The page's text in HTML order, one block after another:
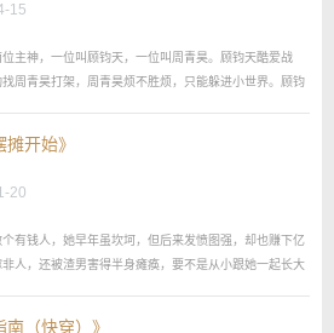
15
主神，一位叫顾钧天，一位叫周青昊。顾钧天酷爱战
周青昊打架，周青昊烦不胜烦，只能躲进小世界。顾钧
结：他看到这人就心跳加速浑身躁动…...
摊开始》
20
有钱人，她早年虽坎坷，但后来发愤图强，却也赚下亿
人，还被渣男害得半身瘫痪，要不是从小跟她一起长大
南（快穿）》